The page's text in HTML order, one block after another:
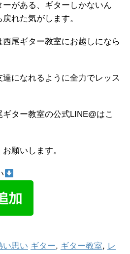
ーがある、ギターしかないん
れた気がします。
尾ギター教室にお越しになら
になれるように全力でレッス
ター教室の公式LINE@はこ
願いします。
い思い ギター, ギター教室, レ